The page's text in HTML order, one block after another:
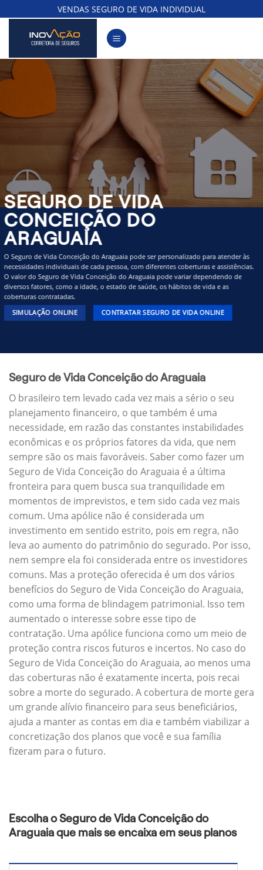
to
content
VENDAS SEGURO DE VIDA INDIVIDUAL
SEGURO DE VIDA
CONCEIÇÃO DO
ARAGUAIA
O Seguro de Vida Conceição do Araguaia pode ser personalizado para atender às
necessidades individuais de cada pessoa, com diferentes coberturas e assistências.
O valor do Seguro de Vida Conceição do Araguaia pode variar dependendo de
diversos fatores, como a idade, o estado de saúde, os hábitos de vida e as
coberturas contratadas.
SIMULAÇÃO ONLINE CONTRATAR SEGURO DE VIDA ONLINE
Seguro de Vida Conceição do Araguaia
O brasileiro tem levado cada vez mais a sério o seu
planejamento financeiro, o que também é uma
necessidade, em razão das constantes instabilidades
econômicas e os próprios fatores da vida, que nem
sempre são os mais favoráveis. Saber como fazer um
Seguro de Vida Conceição do Araguaia é a última
fronteira para quem busca sua tranquilidade em
momentos de imprevistos, e tem sido cada vez mais
comum. Uma apólice não é considerada um
investimento em sentido estrito, pois em regra, não
leva ao aumento do patrimônio do segurado. Por isso,
nem sempre ela foi considerada entre os investidores
comuns. Mas a proteção oferecida é um dos vários
benefícios do Seguro de Vida Conceição do Araguaia,
como uma forma de blindagem patrimonial. Isso tem
aumentado o interesse sobre esse tipo de
contratação. Uma apólice funciona como um meio de
proteção contra riscos futuros e incertos. No caso do
Seguro de Vida Conceição do Araguaia, ao menos uma
das coberturas não é exatamente incerta, pois recai
sobre a morte do segurado. A cobertura de morte gera
um grande alívio financeiro para seus beneficiários,
ajuda a manter as contas em dia e também viabilizar a
concretização dos planos que você e sua família
fizeram para o futuro.
Escolha o Seguro de Vida Conceição do
Araguaia que mais se encaixa em seus planos